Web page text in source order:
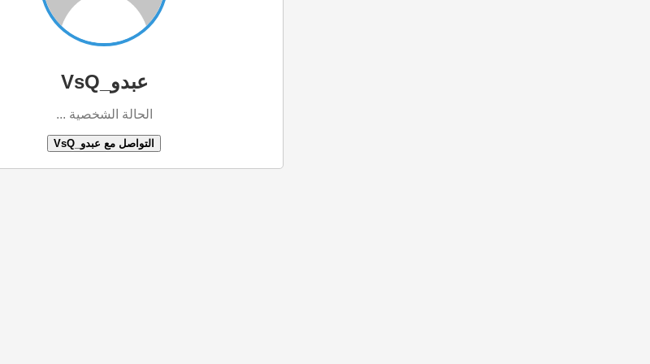
عبدو_VsQ
الحالة الشخصية ...
التواصل مع عبدو_VsQ